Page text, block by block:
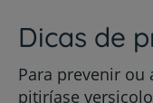
Dicas de
Para prevenir ou
pitiríase